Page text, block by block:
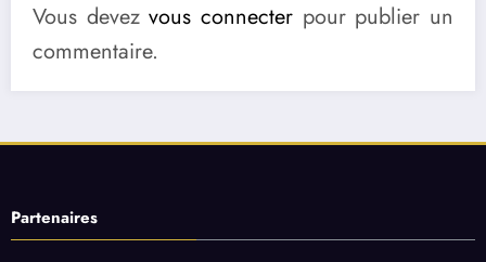
Vous devezvous connecter pour publier un
commentaire.
Partenaires